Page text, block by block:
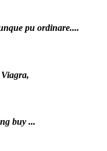
pu ordinare....
buy ...